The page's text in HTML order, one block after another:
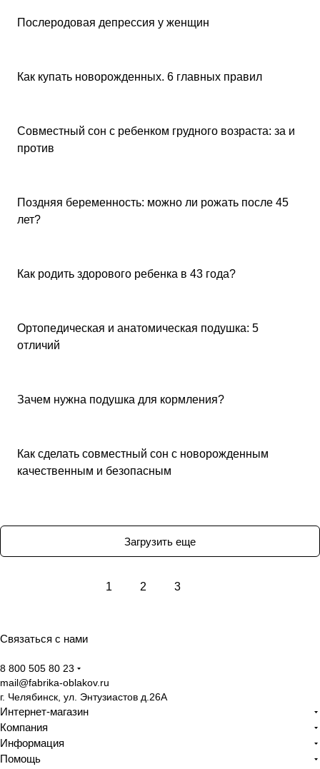
Советы покупателям
Послеродовая депрессия у женщин
Советы покупателям
Как купать новорожденных. 6 главных правил
Советы покупателям
Совместный сон с ребенком грудного возраста: за и
против
Советы покупателям
Поздняя беременность: можно ли рожать после 45
лет?
Советы покупателям
Как родить здорового ребенка в 43 года?
Советы покупателям
Ортопедическая и анатомическая подушка: 5
отличий
Советы покупателям
Зачем нужна подушка для кормления?
Советы покупателям
Как сделать совместный сон с новорожденным
качественным и безопасным
Загрузить еще
1 2 3
Связаться с нами
8 800 505 80 23
mail@fabrika-oblakov.ru
г. Челябинск, ул. Энтузиастов д.26А
Интернет-магазин
Компания
Информация
Помощь